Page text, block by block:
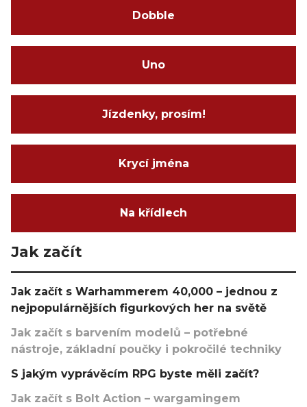
Dobble
Uno
Jízdenky, prosím!
Krycí jména
Na křídlech
Jak začít
Jak začít s Warhammerem 40,000 – jednou z
nejpopulárnějších figurkových her na světě
Jak začít s barvením modelů – potřebné
nástroje, základní poučky i pokročilé techniky
S jakým vyprávěcím RPG byste měli začít?
Jak začít s Bolt Action – wargamingem